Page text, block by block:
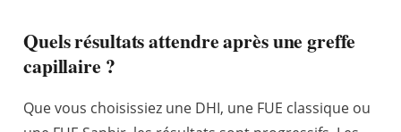
Quels résultats attendre après une greffe
capillaire ?
Que vous choisissiez une DHI, une FUE classique ou